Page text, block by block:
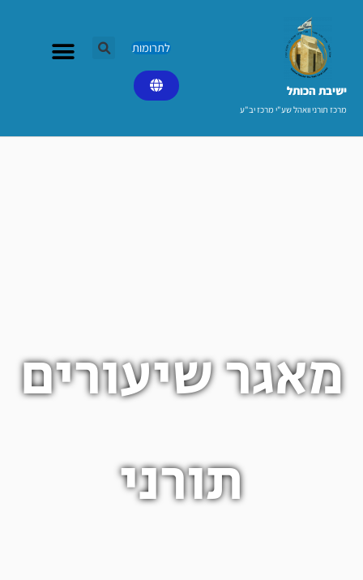
ישיבת הכותל​
מרכז תורני וואהל שע"י מרכז יב"ע
לתרומות
מאגר שיעורים
תורני